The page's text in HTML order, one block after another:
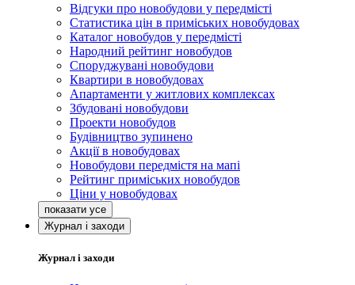
Відгуки про новобудови у передмісті
Статистика цін в приміських новобудовах
Каталог новобудов у передмісті
Народний рейтинг новобудов
Споруджувані новобудови
Квартири в новобудовах
Апартаменти у житлових комплексах
Збудовані новобудови
Проекти новобудов
Будівництво зупинено
Акції в новобудовах
Новобудови передмістя на мапі
Рейтинг приміських новобудов
Ціни у новобудовах
Журнал і заходи
Журнал і заходи